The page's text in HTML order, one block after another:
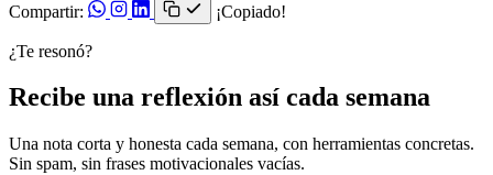
Compartir:
¡Copiado!
¿Te resonó?
Recibe una reflexión así cada semana
Una nota corta y honesta cada semana, con herramientas concretas.
Sin spam, sin frases motivacionales vacías.